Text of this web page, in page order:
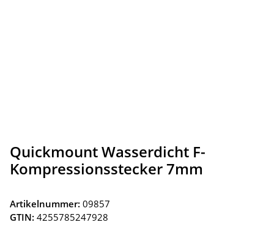
Quickmount Wasserdicht F-
Kompressionsstecker 7mm
Artikelnummer: 09857
GTIN: 4255785247928